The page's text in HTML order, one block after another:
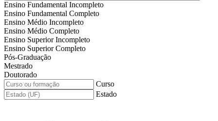
Ensino Fundamental Incompleto
Ensino Fundamental Completo
Ensino Médio Incompleto
Ensino Médio Completo
Ensino Superior Incompleto
Ensino Superior Completo
Pós-Graduação
Mestrado
Doutorado
Curso
Estado